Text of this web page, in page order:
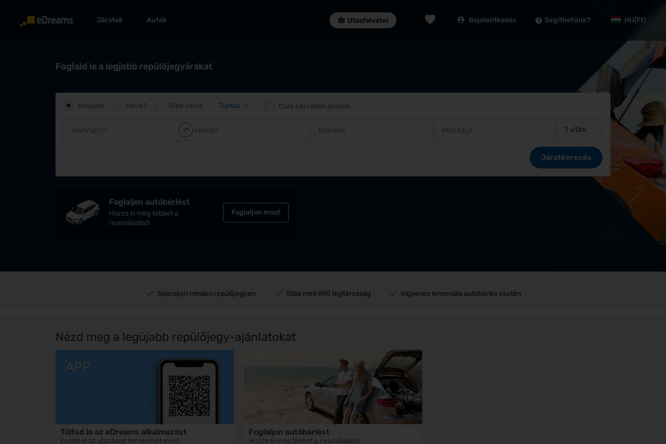
Járatok Autók Utasfelvétel Bejelentkezés Segíthetünk? HU(Ft)
Spóroljon minden repülőjegyen Több mint 690 légitársaság Ingyenes lemondás autóbérlés esetén
Foglald le a legjobb repülőjegyárakat
Visszaút Hová? Több város Turista Csak közvetlen járatok
1 utas
Járatkeresés
Foglaljon autóbérlést
Hozza ki még többet a
nyaralásából
Foglaljon most
Nézd meg a legújabb repülőjegy-ajánlatokat
Töltsd le az eDreams alkalmazást
Kezdd el az utazásod tervezését most
Foglaljon autóbérlést
Hozza ki még többet a nyaralásából